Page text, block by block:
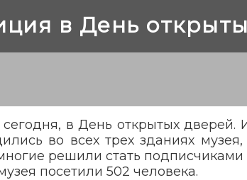
в День
в День открытых
во всех трех зданиях
решили стать
посетили 502 человека.